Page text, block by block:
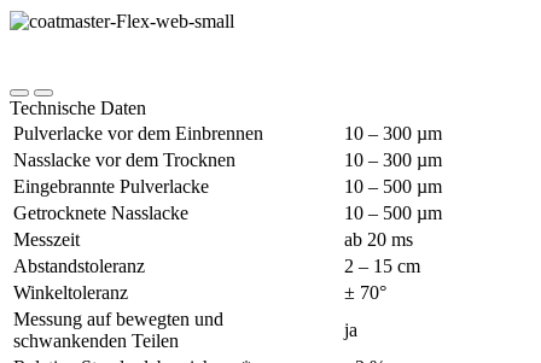
Technische Daten
Pulverlacke vor dem Einbrennen
10 – 300 µm
Nasslacke vor dem Trocknen
10 – 300 µm
Eingebrannte Pulverlacke
10 – 500 µm
Getrocknete Nasslacke
10 – 500 µm
Messzeit
ab 20 ms
Abstandstoleranz
2 – 15 cm
Winkeltoleranz
± 70°
Messung auf bewegten und
schwankenden Teilen
ja